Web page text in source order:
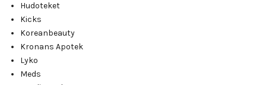
Hudoteket
Kicks
Koreanbeauty
Kronans Apotek
Lyko
Meds